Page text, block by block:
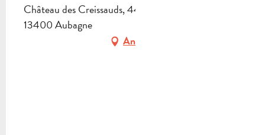
Château des Creissauds, 44 impasse de la Badiane,
13400 Aubagne
Anfahrt